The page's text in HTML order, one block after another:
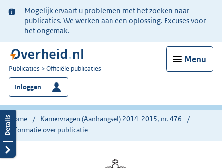
Ter
informatie:
Mogelijk ervaart u problemen met het zoeken naar
publicaties. We werken aan een oplossing. Excuses voor
het ongemak.
Menu
U
bent
nu
hier:
Publicaties Officiële publicaties
Inloggen
Home
Kamervragen (Aanhangsel) 2014-2015, nr. 476
Informatie over publicatie